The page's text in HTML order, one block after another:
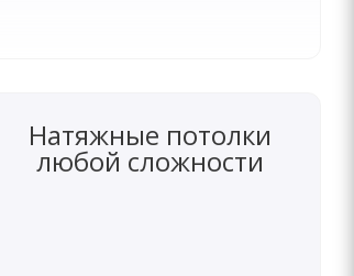
Натяжные потолки
любой сложности